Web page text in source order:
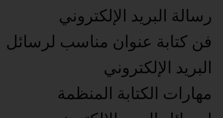
رسالة البريد الإلكتروني
فن كتابة عنوان مناسب لرسائل
البريد الإلكتروني
مهارات الكتابة المنظمة